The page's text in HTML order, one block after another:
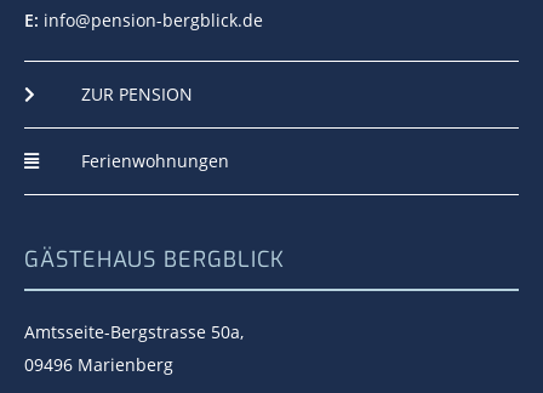
E: info@pension-bergblick.de
 ZUR PENSION
 Ferienwohnungen
GÄSTEHAUS BERGBLICK
Amtsseite-Bergstrasse 50a,
09496 Marienberg